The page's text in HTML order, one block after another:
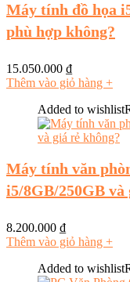
Máy tính đồ họa
phù hợp không?
15.050.000 ₫
Thêm vào giỏ hàng +
Added to wishlist
Máy tính văn
i5/8GB/250GB và
8.200.000 ₫
Thêm vào giỏ hàng +
Added to wishlist